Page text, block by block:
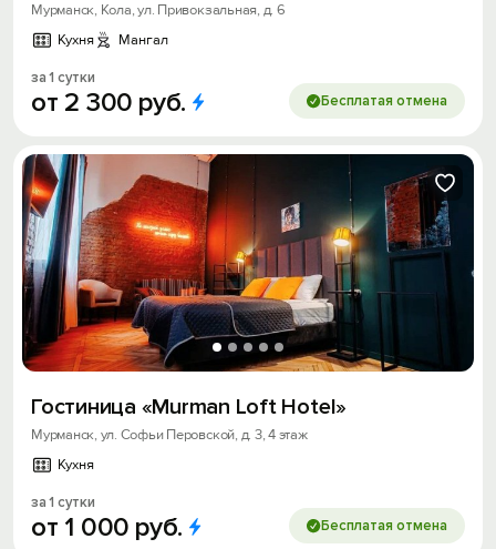
Мурманск, Кола, ул. Привокзальная, д. 6
Кухня
Мангал
за 1 сутки
от 2 300 руб. Бесплатая отмена
Гостиница «Murman Loft Hotel»
Мурманск, ул. Софьи Перовской, д. 3, 4 этаж
Кухня
за 1 сутки
от 1 000 руб. Бесплатая отмена